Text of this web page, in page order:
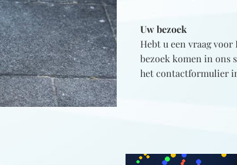
Uw bezoek
Hebt u een vraag
bezoek komen in ons
het contactformulier